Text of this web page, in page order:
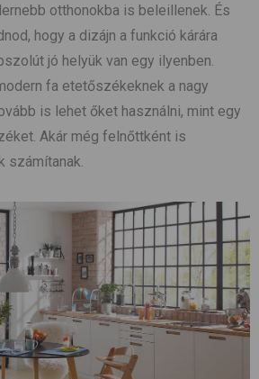
otthonokba is beleillenek. És
hogy a dizájn a funkció kárára
jó helyük van egy ilyenben.
fa etetőszékeknek a nagy
is lehet őket használni, mint egy
Akár még felnőttként is
számítanak.